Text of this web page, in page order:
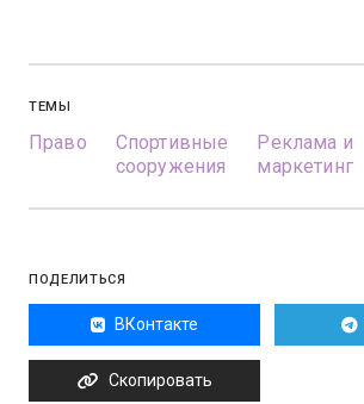
ТЕМЫ
Право
Спортивные
сооружения
Реклама и
маркетинг
ПОДЕЛИТЬСЯ
ВКонтакте
Скопировать